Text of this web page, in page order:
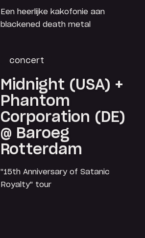
Een heerlijke kakofonie aan
blackened death metal
concert
Midnight (USA) +
Phantom
Corporation (DE)
@ Baroeg
Rotterdam
"15th Anniversary of Satanic
Royalty" tour